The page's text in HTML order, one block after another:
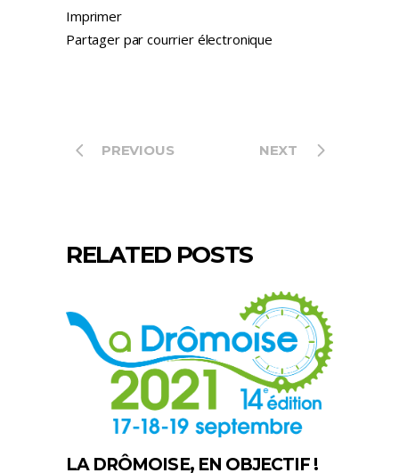
Imprimer
Partager par courrier électronique
PREVIOUS NEXT
RELATED POSTS
LA DRÔMOISE, EN OBJECTIF !